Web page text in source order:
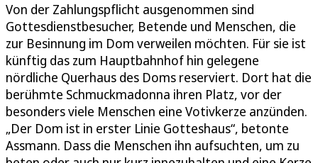
Von der Zahlungspflicht ausgenommen sind
Gottesdienstbesucher, Betende und Menschen, die
zur Besinnung im Dom verweilen möchten. Für sie ist
künftig das zum Hauptbahnhof hin gelegene
nördliche Querhaus des Doms reserviert. Dort hat die
berühmte Schmuckmadonna ihren Platz, vor der
besonders viele Menschen eine Votivkerze anzünden.
„Der Dom ist in erster Linie Gotteshaus“, betonte
Assmann. Dass die Menschen ihn aufsuchten, um zu